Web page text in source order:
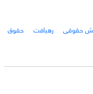
حقوقی رهیافت
حقوق